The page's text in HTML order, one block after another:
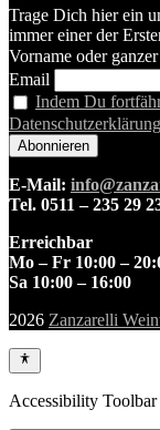
Trage Dich hier ein
immer einer der
Vorname oder
Email
Indem Du
E-Mail:
Tel. 0511 – 235 29
Erreichbar
Mo – Fr 10:00 –
Sa 10:00 – 16:00
2026 Zanzarelli
Accessibility Toolbar